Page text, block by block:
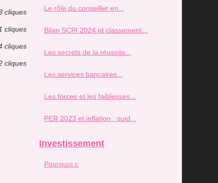
cliques
cliques
cliques
cliques
Le rôle du conseiller en...
Bilan SCPI 2024 et classement...
Les secrets de la réussite...
Les services bancaires...
Les forces et les faiblesses...
PER 2023 et inflation : quid...
Investissement
Pourquoi c